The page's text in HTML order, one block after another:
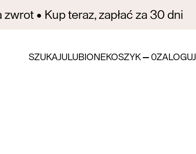
• Kup teraz, zapłać za 30 dni
SZUKAJULUBIONEKOSZYK 0ZALOGUJ